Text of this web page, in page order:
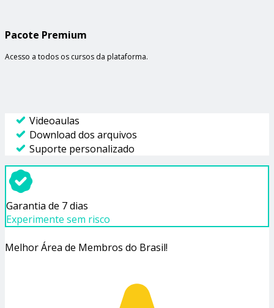
Pacote Premium
Acesso a todos os cursos da plataforma.
Videoaulas
Download dos arquivos
Suporte personalizado
Garantia de 7 dias
Experimente sem risco
Melhor Área de Membros do Brasil!